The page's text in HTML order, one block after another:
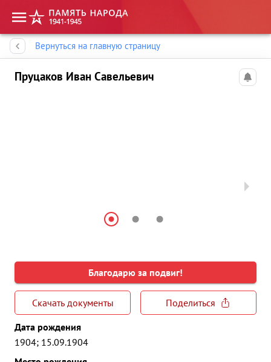
Вернуться на главную страницу
Пруцаков Иван Савельевич
Благодарю за подвиг!
Скачать документы
Поделиться
Дата рождения
1904; 15.09.1904
Память народа